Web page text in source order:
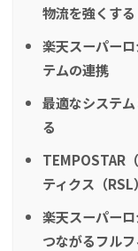
物流を強くする
楽天スーパー
テムの連携
最適なシステ
る
TEMPOSTAR
ティクス（
楽天スーパー
つながるフル